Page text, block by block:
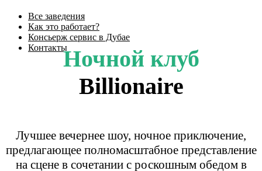
Все заведения
Как это работает?
Консьерж сервис в Дубае
КонтактыНочной клуб
Billionaire
Лучшее вечернее шоу, ночное приключение,
предлагающее полномасштабное представление
на сцене в сочетании с роскошным обедом в